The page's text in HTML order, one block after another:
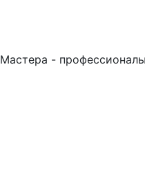
Мастера -